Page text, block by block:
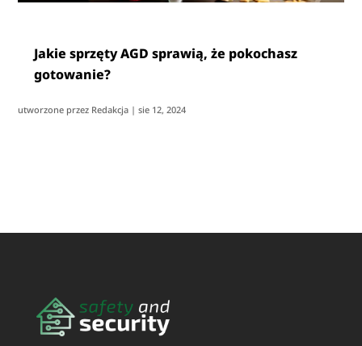
Jakie sprzęty AGD sprawią, że pokochasz
gotowanie?
utworzone przez Redakcja |sie 12, 2024